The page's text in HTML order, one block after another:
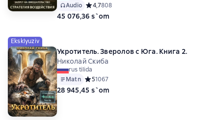
Audio Средний рейтинг 4,7 на основе 808 оценок
4,7808
45 076,36 s`om
Eksklyuziv
Укротитель. Зверолов с Юга. Книга 2.
Николай Скиба
rus tilida
Matn Средний рейтинг 5 на основе 1067 оценок
51067
28 945,45 s`om